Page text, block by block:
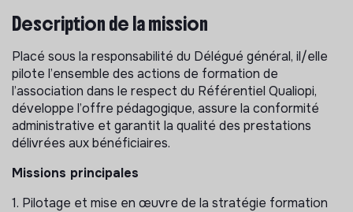
Description de la mission
Placé sous la responsabilité du Délégué général, il/elle
pilote l’ensemble des actions de formation de
l’association dans le respect du Référentiel Qualiopi,
développe l’offre pédagogique, assure la conformité
administrative et garantit la qualité des prestations
délivrées aux bénéficiaires.
Missions principales
1. Pilotage et mise en œuvre de la stratégie formation